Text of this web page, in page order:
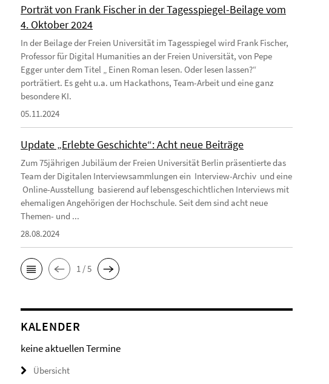
Porträt von Frank Fischer in der Tagesspiegel-Beilage vom
4. Oktober 2024
In der Beilage der Freien Universität im Tagesspiegel wird Frank Fischer,
Professor für Digital Humanities an der Freien Universität, von Pepe
Egger unter dem Titel „ Einen Roman lesen. Oder lesen lassen?“
porträtiert. Es geht u.a. um Hackathons, Team-Arbeit und eine ganz
besondere KI.
05.11.2024
Update „Erlebte Geschichte“: Acht neue Beiträge
Zum 75jährigen Jubiläum der Freien Universität Berlin präsentierte das
Team der Digitalen Interviewsammlungen ein Interview-Archiv und eine
Online-Ausstellung basierend auf lebensgeschichtlichen Interviews mit
ehemaligen Angehörigen der Hochschule. Seit dem sind acht neue
Themen- und ...
28.08.2024
1 / 5
KALENDER
keine aktuellen Termine
Übersicht